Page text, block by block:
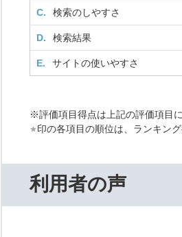
C. 検索のしやすさ
D. 検索結果
E. サイトの使いやすさ
※評価項目得点は上記の評価項目
印の各項目の順位は、ランキン
利用者の声